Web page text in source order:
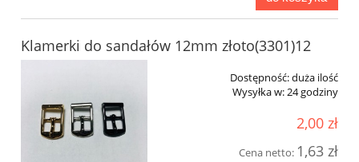
Klamerki do sandałów 12mm złoto(3301)12
Dostępność:duża ilość
Wysyłka w:24 godziny
2,00 zł
Cena netto: 1,63 zł